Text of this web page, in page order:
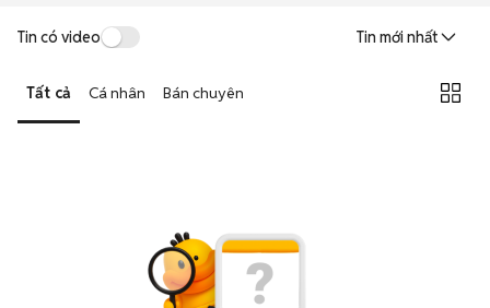
Tin có video Tin mới nhất
Tất cả Cá nhân Bán chuyên